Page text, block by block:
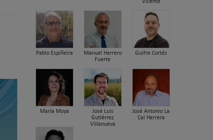
Vicente
Pablo Espiñeira
Manuel Herrero
Fuerte
Guifre Cortés
María Moya
José Luis
Gutiérrez
Villanueva
José Antonio La
Cal Herrera